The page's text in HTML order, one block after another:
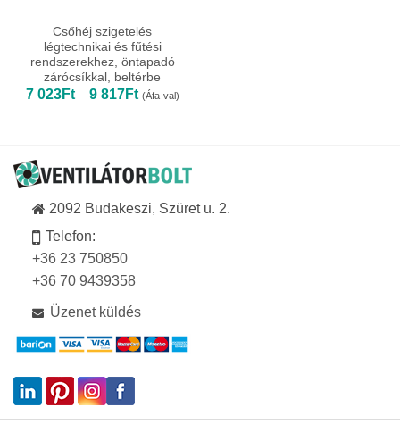
Csőhéj szigetelés
légtechnikai és fűtési
rendszerekhez, öntapadó
zárócsíkkal, beltérbe
7 023Ft – 9 817FtÁrtartomány:
7
(Áfa-val)
2092 Budakeszi, Szüret u. 2.
Telefon:
+36 23 750850
+36 70 9439358
Üzenet küldés